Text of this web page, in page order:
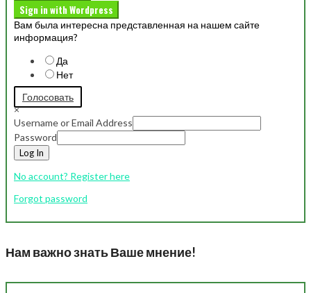
Sign in with Wordpress
Вам была интересна представленная на нашем сайте
информация?
Да
Нет
Голосовать
×
Username or Email Address
Password
Log In
No account? Register here
Forgot password
Нам важно знать Ваше мнение!